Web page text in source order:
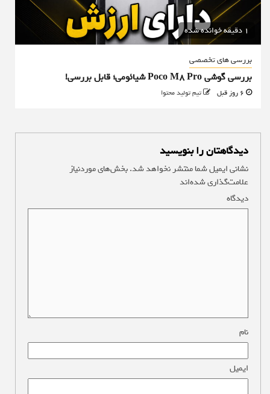
1 دقیقه خوانده شده
بررسی های تخصصی
بررسی گوشی Poco M8 Pro شیائومی؛ قابل بررسی!
تیم تولید محتوا
دیدگاهتان را بنویسید
نشانی ایمیل شما منتشر نخواهد شد.بخش‌های موردنیاز
علامت‌گذاری شده‌اند
دیدگاه
نام
ایمیل